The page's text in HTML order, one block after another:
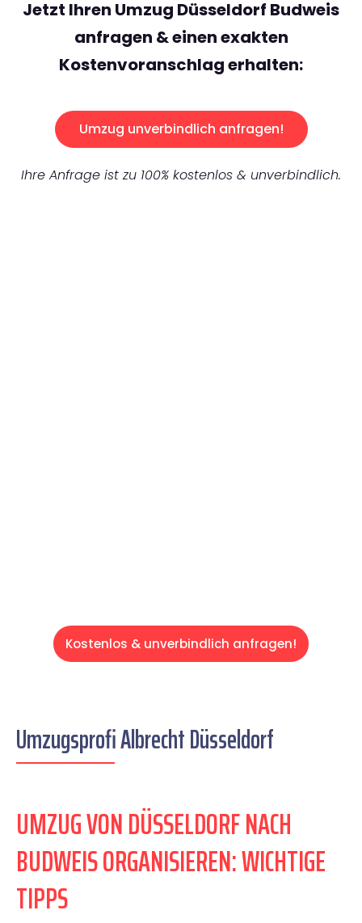
Jetzt Ihren Umzug Düsseldorf Budweis
anfragen & einen exakten
Kostenvoranschlag erhalten:
Umzug unverbindlich anfragen!
Ihre Anfrage ist zu 100% kostenlos & unverbindlich.
Kostenlos & unverbindlich anfragen!
Umzugsprofi Albrecht Düsseldorf
UMZUG VON DÜSSELDORF NACH
BUDWEIS ORGANISIEREN: WICHTIGE
TIPPS